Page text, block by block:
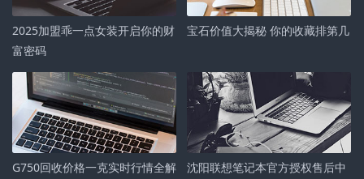
2025加盟乖一点女装开启你的财
富密码
宝石价值大揭秘 你的收藏排第几
G750回收价格一克实时行情全解
沈阳联想笔记本官方授权售后中